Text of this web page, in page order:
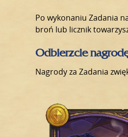
Po wykonaniu Zadania
broń lub licznik
Odbierzcie
Nagrody za Zadania